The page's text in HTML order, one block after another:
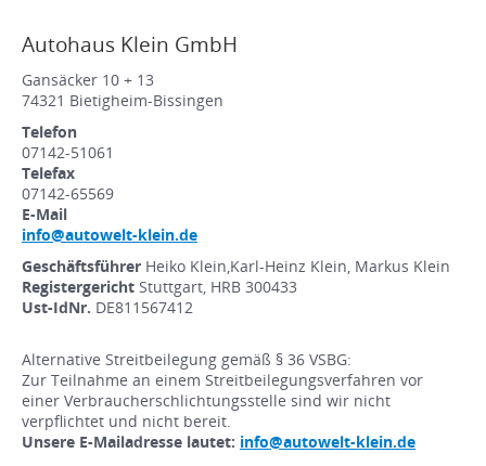
Autohaus Klein GmbH
Gansäcker 10 + 13
74321 Bietigheim-Bissingen
Telefon
07142-51061
Telefax
07142-65569
E-Mail
info@autowelt-klein.de
Geschäftsführer Heiko Klein,Karl-Heinz Klein, Markus Klein
Registergericht Stuttgart, HRB 300433
Ust-IdNr. DE811567412
Alternative Streitbeilegung gemäß § 36 VSBG:
Zur Teilnahme an einem Streitbeilegungsverfahren vor
einer Verbraucherschlichtungsstelle sind wir nicht
verpflichtet und nicht bereit.
Unsere E-Mailadresse lautet: info@autowelt-klein.de